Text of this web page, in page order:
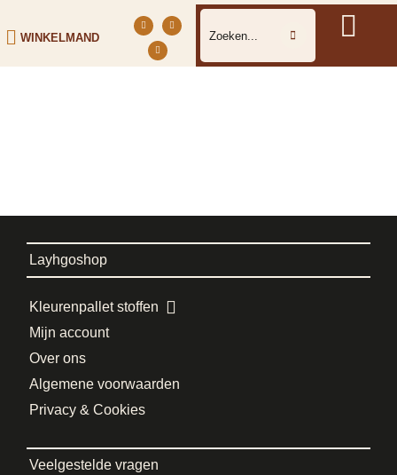
WINKELMAND
Layhgoshop
Kleurenpallet stoffen
Mijn account
Over ons
Algemene voorwaarden
Privacy & Cookies
Veelgestelde vragen